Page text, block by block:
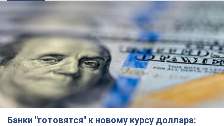
Банки "готовятся" к новому курсу доллара: